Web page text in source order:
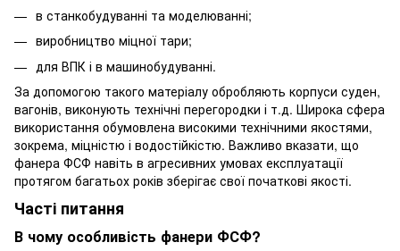
в станкобудуванні та моделюванні;
виробництво міцної тари;
для ВПК і в машинобудуванні.
За допомогою такого матеріалу обробляють корпуси суден,
вагонів, виконують технічні перегородки і т.д. Широка сфера
використання обумовлена високими технічними якостями,
зокрема, міцністю і водостійкістю. Важливо вказати, що
фанера ФСФ навіть в агресивних умовах експлуатації
протягом багатьох років зберігає свої початкові якості.
Часті питання
В чому особливість фанери ФСФ?